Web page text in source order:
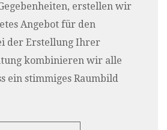
erstellen wir
Angebot für den
der Erstellung Ihrer
kombinieren wir alle
ein stimmiges Raumbild